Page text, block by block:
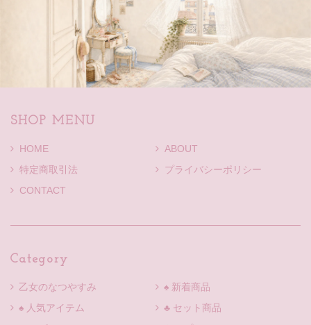
SHOP MENU
HOME
ABOUT
特定商取引法
プライバシーポリシー
CONTACT
Category
乙女のなつやすみ
♠ 新着商品
♠ 人気アイテム
♣ セット商品